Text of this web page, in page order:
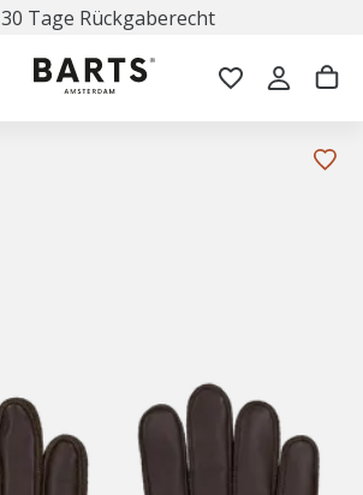
30 Tage Rückgaberecht